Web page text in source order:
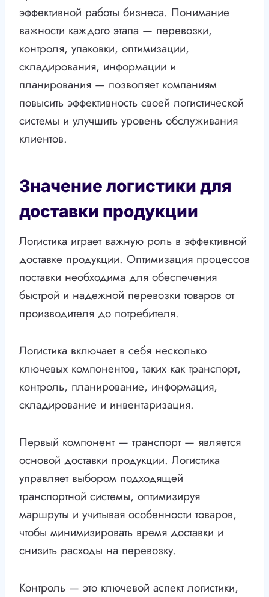
эффективной работы бизнеса. Понимание
важности каждого этапа — перевозки,
контроля, упаковки, оптимизации,
складирования, информации и
планирования — позволяет компаниям
повысить эффективность своей логистической
системы и улучшить уровень обслуживания
клиентов.
Значение логистики для
доставки продукции
Логистика играет важную роль в эффективной
доставке продукции. Оптимизация процессов
поставки необходима для обеспечения
быстрой и надежной перевозки товаров от
производителя до потребителя.
Логистика включает в себя несколько
ключевых компонентов, таких как транспорт,
контроль, планирование, информация,
складирование и инвентаризация.
Первый компонент — транспорт — является
основой доставки продукции. Логистика
управляет выбором подходящей
транспортной системы, оптимизируя
маршруты и учитывая особенности товаров,
чтобы минимизировать время доставки и
снизить расходы на перевозку.
Контроль — это ключевой аспект логистики,